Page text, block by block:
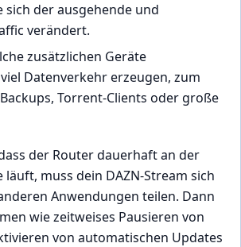
sich der ausgehende und
verändert.
zusätzlichen Geräte
Datenverkehr erzeugen, zum
Torrent-Clients oder große
der Router dauerhaft an der
läuft, muss dein DAZN-Stream sich
Anwendungen teilen. Dann
wie zeitweises Pausieren von
von automatischen Updates